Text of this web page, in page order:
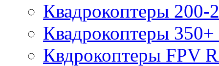
Квадрокоптеры 200-
Квадрокоптеры 350+
Квдрокоптеры FPV